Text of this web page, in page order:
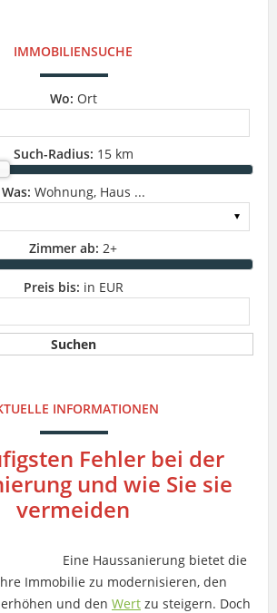
IMMOBILIENSUCHE
Wo: Ort
Such-Radius: 15 km
Was: Wohnung, Haus ...
Zimmer ab: 2+
Preis bis: in EUR
INFORMATIONEN
Fehler bei der
und wie Sie sie
vermeiden
Eine Haussanierung bietet die
Immobilie zu modernisieren, den
und den Wertzu steigern. Doch